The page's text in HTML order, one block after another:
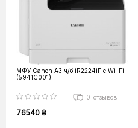
МФУ Canon А3 ч/б iR2224iF c Wi-Fi
(5941C001)
0 отзывов
76540 ₴